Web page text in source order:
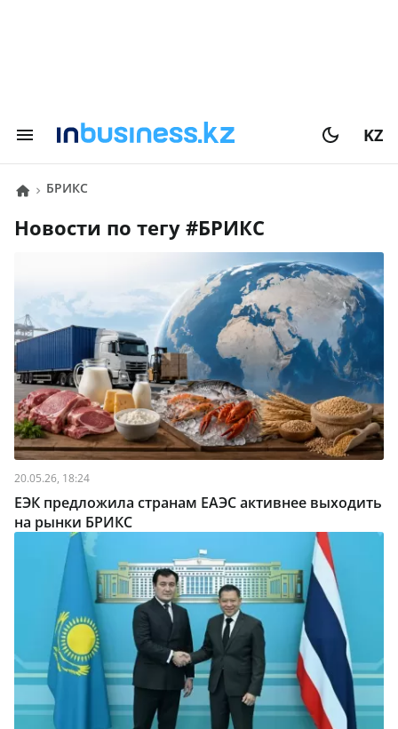
KZ
БРИКС
Новости по тегу # БРИКС
20.05.26, 18:24
ЕЭК предложила странам ЕАЭС активнее выходить
на рынки БРИКС